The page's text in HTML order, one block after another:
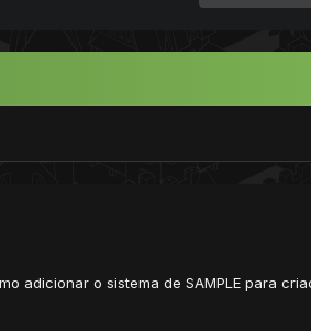
adicionar o sistema de SAMPLE para